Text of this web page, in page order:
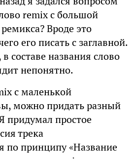
remix с большой
Вроде это
его писать с заглавной.
составе названия слово
непонятно.
с маленькой
можно придать разный
придумал простое
трека
по принципу «Название